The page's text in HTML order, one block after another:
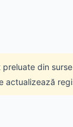
din
actualizează